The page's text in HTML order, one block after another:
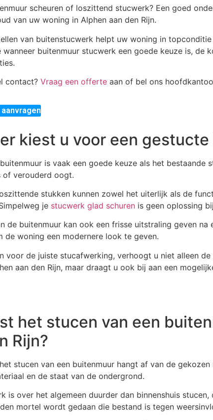
scheuren of loszittend stucwerk? Een goed
van uw woning in Alphen aan den Rijn.
van buitenstucwerk helpt uw woning in
wanneer buitenmuur stucwerk een goede keuze is, de
contact? Vraag een offerteaan of bel ons
kiest u voor een
is vaak een goede keuze als het bestaande
of verouderd oogt.
stukken kunnen zowel het uiterlijk als de
je stucwerk glad schurenis geen oplossing
de buitenmuur kan ook een frisse uitstraling geven na
de woning een modernere look te geven.
voor de juiste stucafwerking, verhoogt u niet alleen
aan den Rijn, maar draagt u ook bij aan een
het stucen van een
Rijn?
stucen van een buitenmuur hangt af van de gekozen
en de staat van de ondergrond.
is over het algemeen duurder dan binnenshuis
mortel wordt gedaan die bestand is tegen